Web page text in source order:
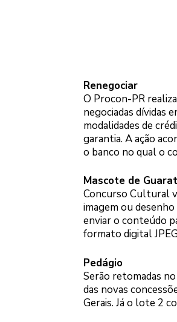
Renegociar
O Procon-PR
negociadas dívidas
modalidades de
garantia. A ação
o banco no qual o
Mascote de
Concurso Cultural
imagem ou
enviar o conteúdo
formato digital
Pedágio
Serão retomadas
das novas
Gerais. Já o lote 2